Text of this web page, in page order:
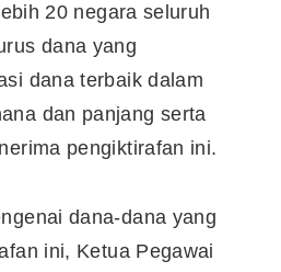
20 negara seluruh
dana yang
dana terbaik dalam
dan panjang serta
pengiktirafan ini.
dana-dana yang
ini, Ketua Pegawai